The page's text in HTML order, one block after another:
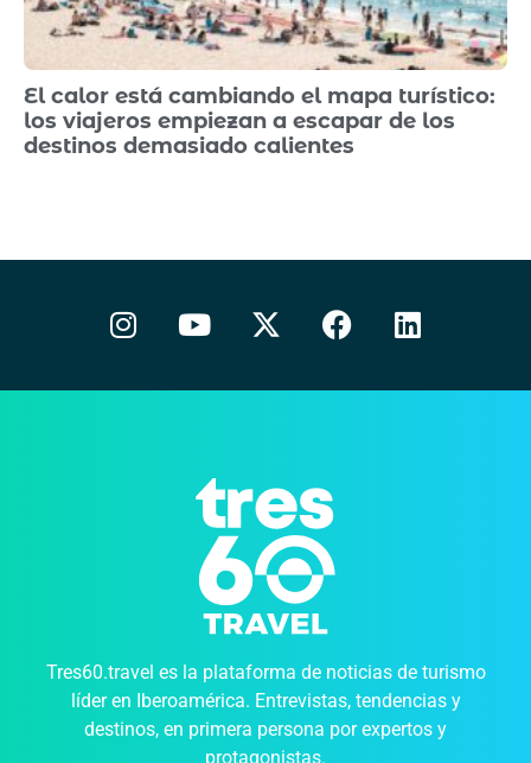
El calor está cambiando el mapa turístico:
los viajeros empiezan a escapar de los
destinos demasiado calientes
Tres60.travel es la plataforma de noticias de turismo
líder en Iberoamérica. Entrevistas, tendencias y
destinos, en primera persona por expertos y
protagonistas.